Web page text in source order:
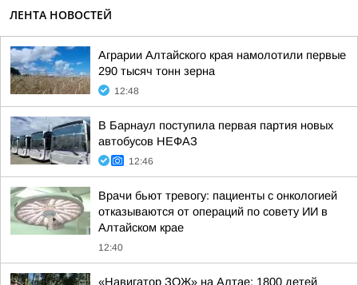
ЛЕНТА НОВОСТЕЙ
Аграрии Алтайского края намолотили первые
290 тысяч тонн зерна
12:48
В Барнаул поступила первая партия новых
автобусов НЕФАЗ
12:46
Врачи бьют тревогу: пациенты с онкологией
отказываются от операций по совету ИИ в
Алтайском крае
12:40
«Навигатор ЗОЖ» на Алтае: 1800 детей